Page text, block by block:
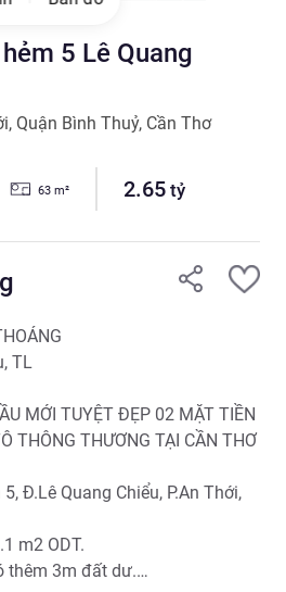
5 Lê Quang
, Quận Bình Thuỷ, Cần Thơ
63m² 2.65tỷ
TL
MỚI TUYỆT ĐẸP 02 MẶT TIỀN
THÔNG THƯƠNG TẠI CẦN THƠ
Đ.Lê Quang Chiểu, P.An Thới,
m2 ODT.
thêm 3m đất dư.